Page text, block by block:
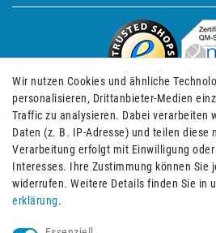
Impressum
Wir nutzen Cookies und ähnliche
personalisieren, Drittanbieter-Medien
Traffic zu analysieren. Dabei verarbeiten
Daten (z. B. IP-Adresse) und teilen diese
Verarbeitung erfolgt mit Einwilligung
Interesses. Ihre Zustimmung können Sie
widerrufen. Weitere Details finden Sie in
erklärung.